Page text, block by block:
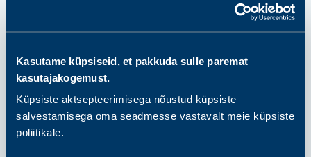
Kasutame küpsiseid, et pakkuda sulle paremat
kasutajakogemust.
Küpsiste aktsepteerimisega nõustud küpsiste
salvestamisega oma seadmesse vastavalt meie küpsiste
poliitikale.
samm 2
Valmistu proovi andmiseks
samm 3